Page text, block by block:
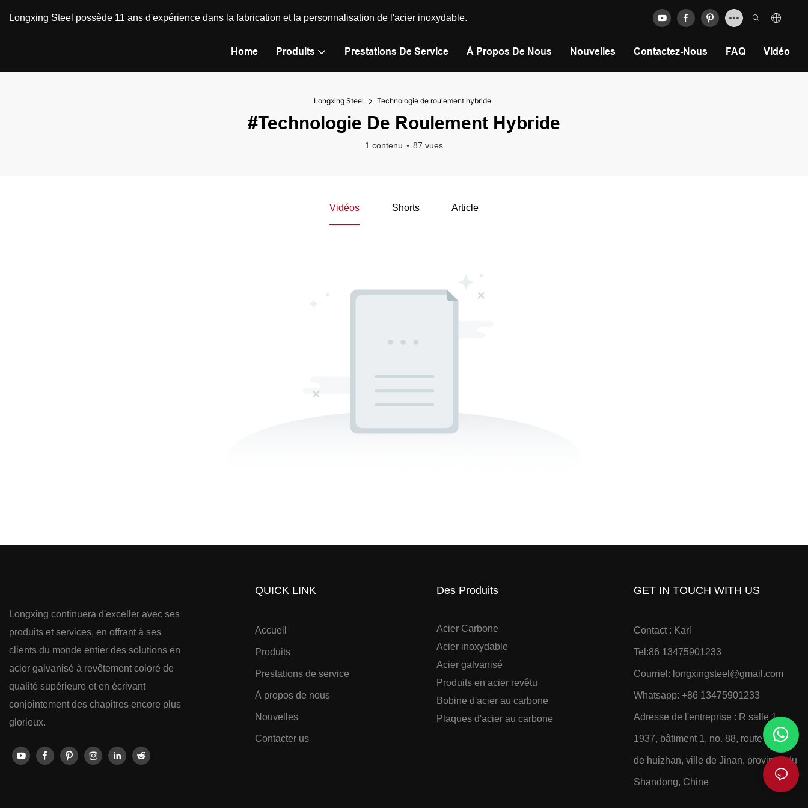
Longxing Steel possède 11 ans d'expérience dans la fabrication et la personnalisation de l'acier inoxydable.
Home Produits Prestations De Service À Propos De Nous Nouvelles Contactez-Nous FAQ Vidéo
Longxing Steel Technologie de roulement hybride
#Technologie De Roulement Hybride
1 contenu 87 vues
Vidéos Shorts Article
Longxing continuera d'exceller avec ses
produits et services, en offrant à ses
clients du monde entier des solutions en
acier galvanisé à revêtement coloré de
qualité supérieure et en écrivant
conjointement des chapitres encore plus
glorieux.
QUICK LINK
Accueil
Produits
Prestations de service
À propos de nous
Nouvelles
Contacter us
Des Produits
Acier Carbone
Acier inoxydable
Acier galvanisé
Produits en acier revêtu
Bobine d'acier au carbone
Plaques d'acier au carbone
GET IN TOUCH WITH US
Contact : Karl
Tel:86 13475901233
Courriel: longxingsteel@gmail.com
Whatsapp:+86 13475901233
Adresse de l'entreprise : Rsalle 1-
1937, bâtiment 1, no. 88, route ouest
de huizhan, ville de Jinan, province du
Shandong, Chine